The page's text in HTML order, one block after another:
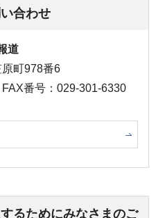
合わせ
道
町978番6
FAX番号：029-301-6330
るためにみなさまのご